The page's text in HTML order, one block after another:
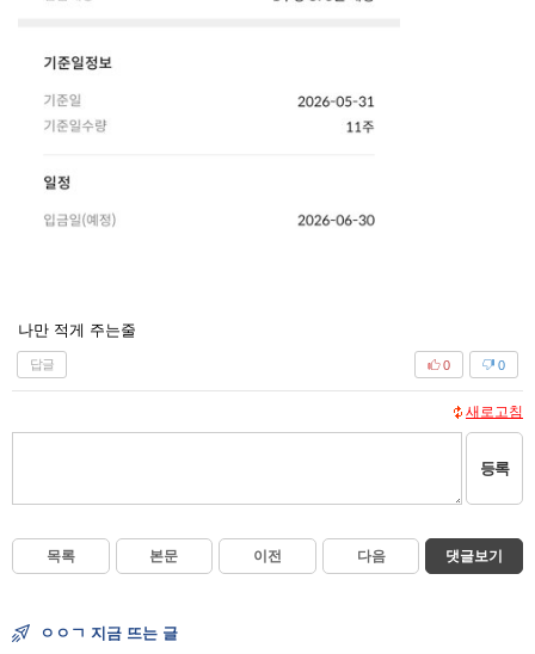
나만 적게 주는줄
답글 0
0
새로고침
등록
목록 본문 이전 다음 댓글보기
ㅇㅇㄱ 지금 뜨는 글